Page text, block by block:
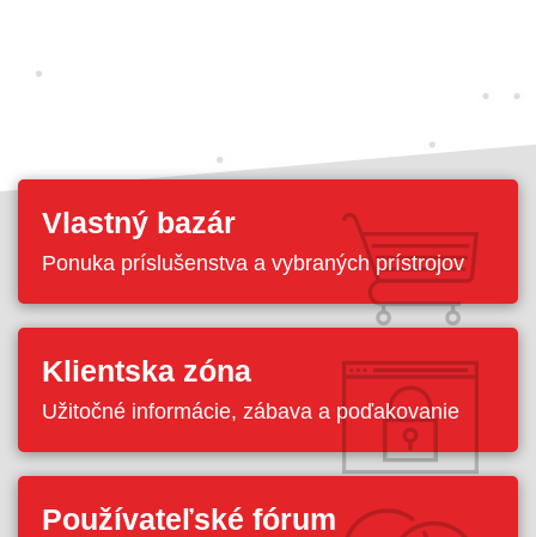
Vlastný bazár
Ponuka príslušenstva a vybraných prístrojov
Klientska zóna
Užitočné informácie, zábava a poďakovanie
Používateľské fórum